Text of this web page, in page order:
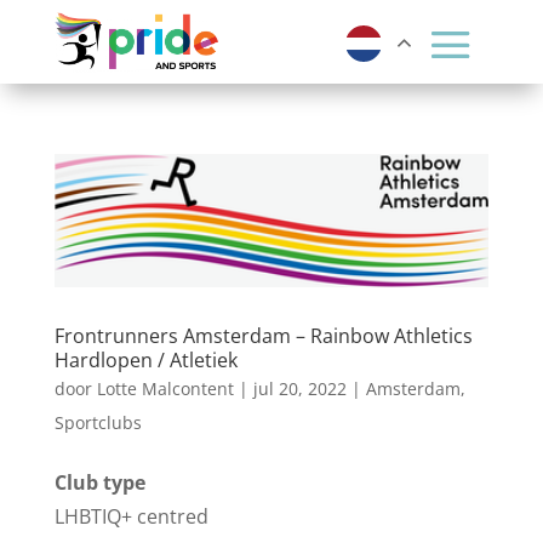
Frontrunners Amsterdam – Rainbow Athletics
Hardlopen / Atletiek
door Lotte Malcontent| jul 20, 2022 | Amsterdam,
Sportclubs
Club type
LHBTIQ+ centred